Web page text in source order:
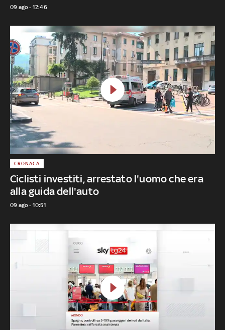
09 ago - 12:46
Ciclisti investiti, arrestato l'uomo che era
alla guida dell'auto
CRONACA
09 ago - 10:51